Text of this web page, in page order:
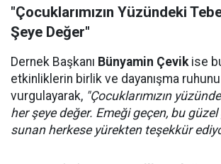
"Çocuklarımızın Yüzündeki
Şeye Değer"
Dernek Başkanı Bünyamin Çevikise
etkinliklerin birlik ve dayanışma
vurgulayarak, "Çocuklarımızın
her şeye değer. Emeği geçen, bu güzel
sunan herkese yürekten teşekkür